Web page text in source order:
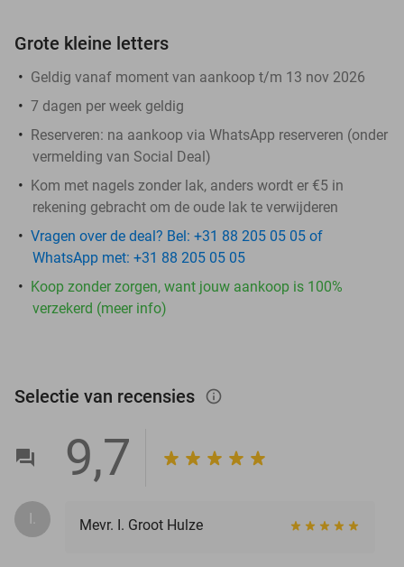
Grote kleine letters
Geldig vanaf moment van aankoop t/m 13 nov 2026
7 dagen per week geldig
Reserveren: na aankoop via WhatsApp reserveren (onder
vermelding van Social Deal)
Kom met nagels zonder lak, anders wordt er €5 in
rekening gebracht om de oude lak te verwijderen
Vragen over de deal? Bel: +31 88 205 05 05 of
WhatsApp met: +31 88 205 05 05
Koop zonder zorgen, want jouw aankoop is 100%
verzekerd (meer info)
Selectie van recensies info_outlined
9,7
I. Mevr. I. Groot Hulze